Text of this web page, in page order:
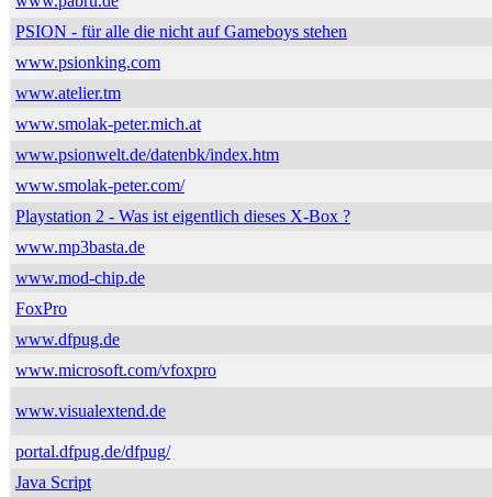
PSION - für alle die nicht auf Gameboys stehen
www.psionking.com
www.atelier.tm
www.smolak-peter.mich.at
www.psionwelt.de/datenbk/index.htm
www.smolak-peter.com/
Playstation 2 - Was ist eigentlich dieses X-Box ?
www.mp3basta.de
www.mod-chip.de
FoxPro
www.dfpug.de
www.microsoft.com/vfoxpro
www.visualextend.de
portal.dfpug.de/dfpug/
Java Script